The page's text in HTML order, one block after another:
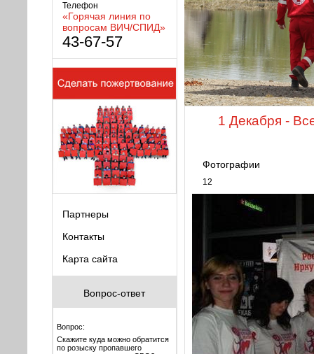
Телефон
«Горячая линия по
вопросам ВИЧ/СПИД»
43-67-57
Партнеры
Контакты
Карта сайта
Вопрос-ответ
Вопрос:
Скажите куда можно обратится
по розыску пропавшего
1 Декабря -
Фотографии
12